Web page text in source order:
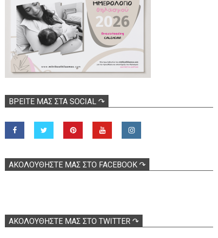
ΒΡΕΊΤΕ ΜΑΣ ΣΤΑ SOCIAL ↷
ΑΚΟΛOΥΘΉΣΤΕ ΜΑΣ ΣΤΟ FACEBOOK ↷
ΑΚΟΛΟΥΘΉΣΤΕ ΜΑΣ ΣΤΟ TWITTER ↷